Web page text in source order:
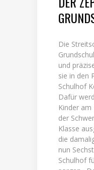
Die
und
sie in den
Schulhof
Dafür
Kinder
der
Klasse
die
nun
Schulhof